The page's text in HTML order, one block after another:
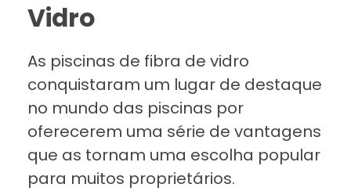
Vidro
As piscinas de fibra de vidro
conquistaram um lugar de destaque
no mundo das piscinas por
oferecerem uma série de vantagens
que as tornam uma escolha popular
para muitos proprietários.